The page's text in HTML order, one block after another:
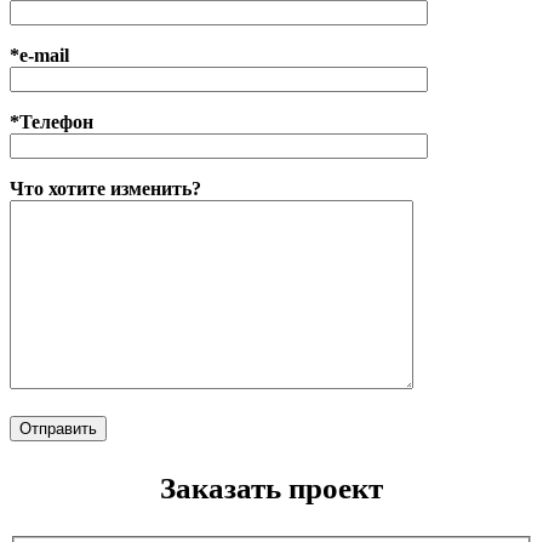
*e-mail
*Телефон
Что хотите изменить?
Заказать проект